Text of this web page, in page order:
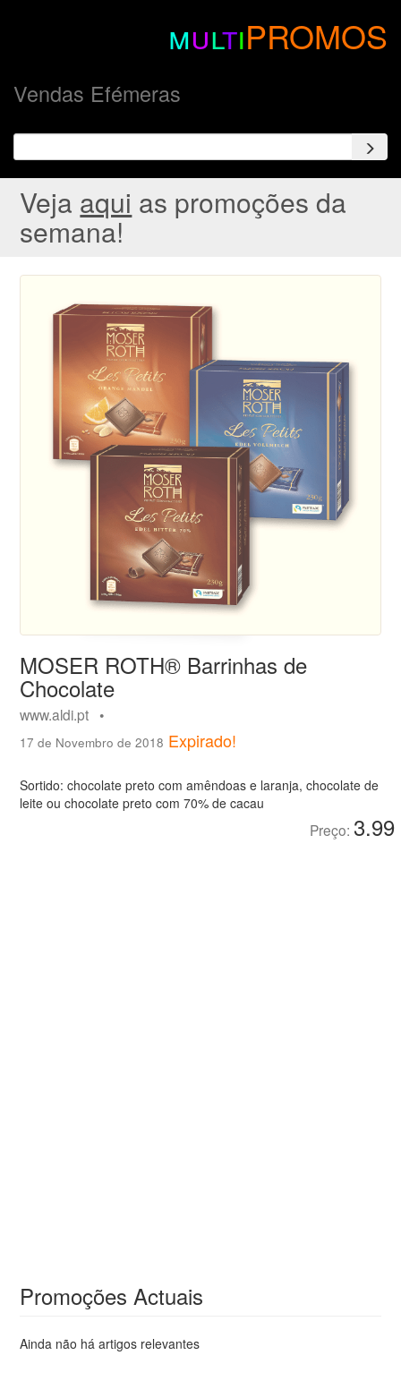
multiPROMOS
Vendas Efémeras
Veja aqui as promoções da
semana!
MOSER ROTH® Barrinhas de
Chocolate
www.aldi.pt •
17 de Novembro de 2018 Expirado!
Sortido: chocolate preto com amêndoas e laranja, chocolate de
leite ou chocolate preto com 70% de cacau
Preço: 3.99
Promoções Actuais
Ainda não há artigos relevantes